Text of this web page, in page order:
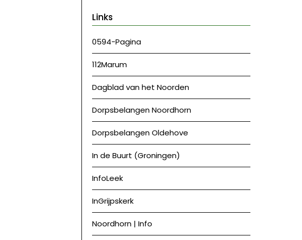
Links
0594-Pagina
112Marum
Dagblad van het Noorden
Dorpsbelangen Noordhorn
Dorpsbelangen Oldehove
In de Buurt (Groningen)
InfoLeek
InGrijpskerk
Noordhorn | Info